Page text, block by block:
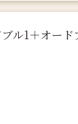
ル1＋オード